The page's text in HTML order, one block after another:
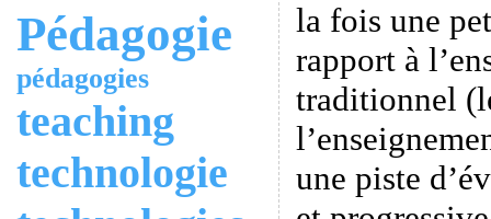
Pédagogie
pédagogies
teaching
technologie
la fois une
rapport à
traditionnel
une piste